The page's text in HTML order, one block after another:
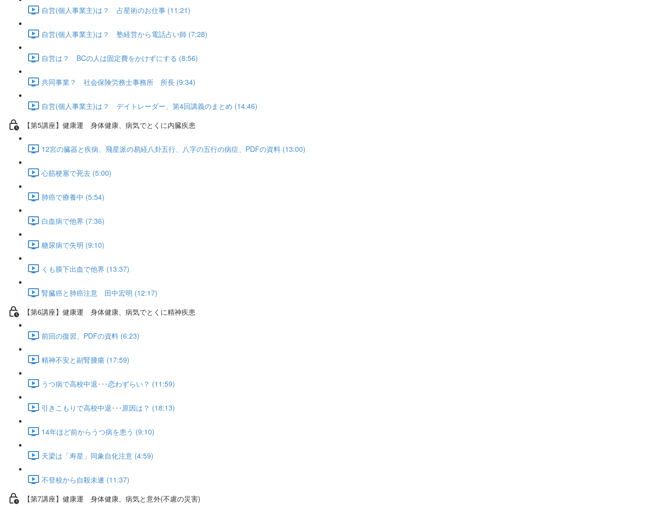
自営(個人事業主)は？ 占星術のお仕事 (11:21)
自営(個人事業主)は？ 塾経営から電話占い師 (7:28)
自営は？ BCの人は固定費をかけずにする (8:56)
共同事業？ 社会保険労務士事務所 所長 (9:34)
自営(個人事業主)は？ デイトレーダー、第4回講義のまとめ (14:46)
【第5講座】健康運 身体健康、病気でとくに内臓疾患
12宮の臓器と疾病、飛星派の易経八卦五行、八字の五行の病症、PDFの資料 (13:00)
心筋梗塞で死去 (5:00)
肺癌で療養中 (5:54)
白血病で他界 (7:36)
糖尿病で失明 (9:10)
くも膜下出血で他界 (13:37)
腎臓癌と肺癌注意 田中宏明 (12:17)
【第6講座】健康運 身体健康、病気でとくに精神疾患
前回の復習、PDFの資料 (6:23)
精神不安と副腎腫瘍 (17:59)
うつ病で高校中退･･･恋わずらい？ (11:59)
引きこもりで高校中退･･･原因は？ (18:13)
14年ほど前からうつ病を患う (9:10)
天梁は「寿星」同象自化注意 (4:59)
不登校から自殺未遂 (11:37)
【第7講座】健康運 身体健康、病気と意外(不慮の災害)